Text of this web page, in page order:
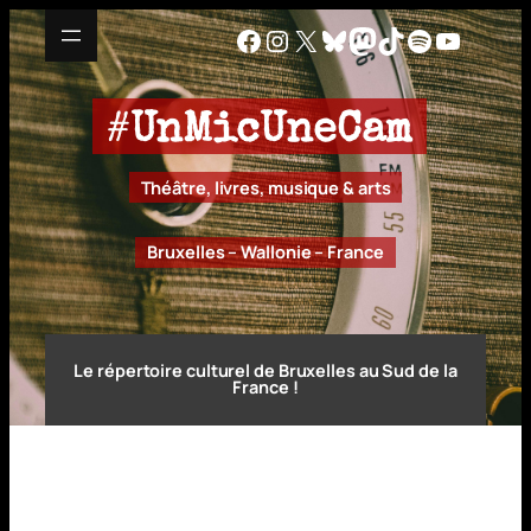
Aller
au
contenu
Facebook
Instagram
X Bluesky
Mastodon
TikTok
Spotify
#UnMicUneCam
Théâtre, livres, musique & arts
Bruxelles – Wallonie – France
Le répertoire culturel de Bruxelles au Sud de la
France !